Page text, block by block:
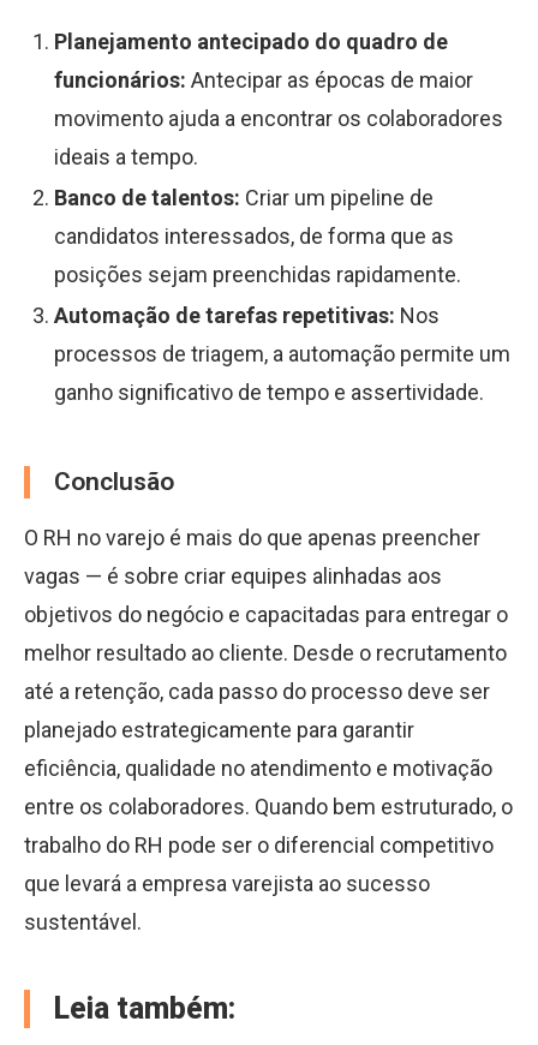
Planejamento antecipado do quadro de
funcionários: Antecipar as épocas de maior
movimento ajuda a encontrar os colaboradores
ideais a tempo.
Banco de talentos: Criar um pipeline de
candidatos interessados, de forma que as
posições sejam preenchidas rapidamente.
Automação de tarefas repetitivas: Nos
processos de triagem, a automação permite um
ganho significativo de tempo e assertividade.
Conclusão
O RH no varejo é mais do que apenas preencher
vagas — é sobre criar equipes alinhadas aos
objetivos do negócio e capacitadas para entregar o
melhor resultado ao cliente. Desde o recrutamento
até a retenção, cada passo do processo deve ser
planejado estrategicamente para garantir
eficiência, qualidade no atendimento e motivação
entre os colaboradores. Quando bem estruturado, o
trabalho do RH pode ser o diferencial competitivo
que levará a empresa varejista ao sucesso
sustentável.
Leia também: